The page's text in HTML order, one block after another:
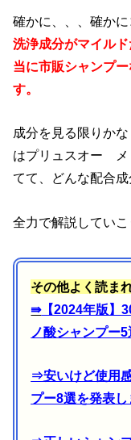
確かに、、、確か
洗浄成分がマイル
当に市販シャンプ
す。
成分を見る限りか
はプリュスオー メ
てて、どんな配合成
全力で解説していこ
その他よく読ま
⇛【2024年版】
ノ酸シャンプー5
⇒安いけど使用
プー8選を発表し